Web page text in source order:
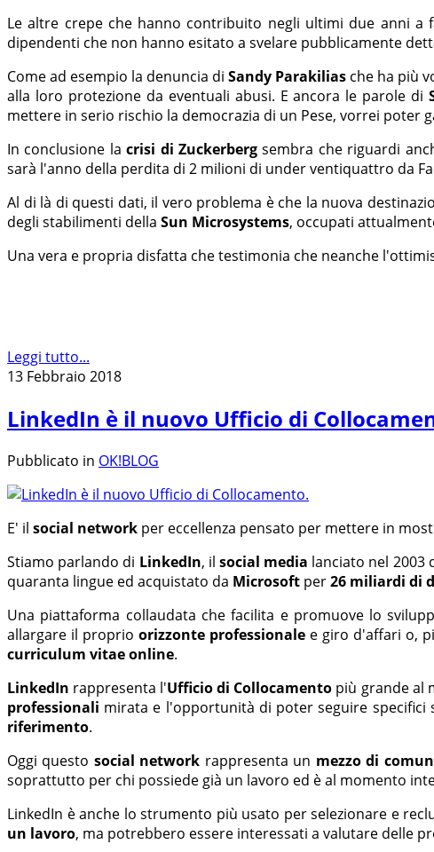
Le altre crepe che hanno contribuito negli ultimi due anni a
dipendenti che non hanno esitato a svelare pubblicamente
Come ad esempio la denuncia di Sandy Parakilias che ha più
alla loro protezione da eventuali abusi. E ancora le parole di
mettere in serio rischio la democrazia di un Pese, vorrei poter
In conclusione lacrisi di Zuckerbergsembra che riguardi
sarà l'anno della perdita di 2 milioni di under ventiquattro da
Al di là di questi dati, il vero problema è che la nuova
degli stabilimenti della Sun Microsystems, occupati
Una vera e propria disfatta che testimonia che neanche
Leggi tutto...
13 Febbraio 2018
LinkedIn è il nuovo Ufficio di
Pubblicato in OK!BLOG
E' il social network per eccellenza pensato per mettere in
Stiamo parlando di LinkedIn, il social media lanciato nel 2003
quaranta lingue ed acquistato da Microsoft per26 miliardi di
Una piattaforma collaudata che facilita e promuove lo
allargare il proprio orizzonte professionalee giro d'affari o,
curriculum vitae online.
LinkedIn rappresenta l'Ufficio di Collocamento più grande al
professionali mirata e l'opportunità di poter seguire specifici
riferimento.
Oggi questo social network rappresenta un mezzo di
soprattutto per chi possiede già un lavoro ed è al momento
LinkedIn è anche lo strumento più usato per selezionare e
un lavoro, ma potrebbero essere interessati a valutare delle